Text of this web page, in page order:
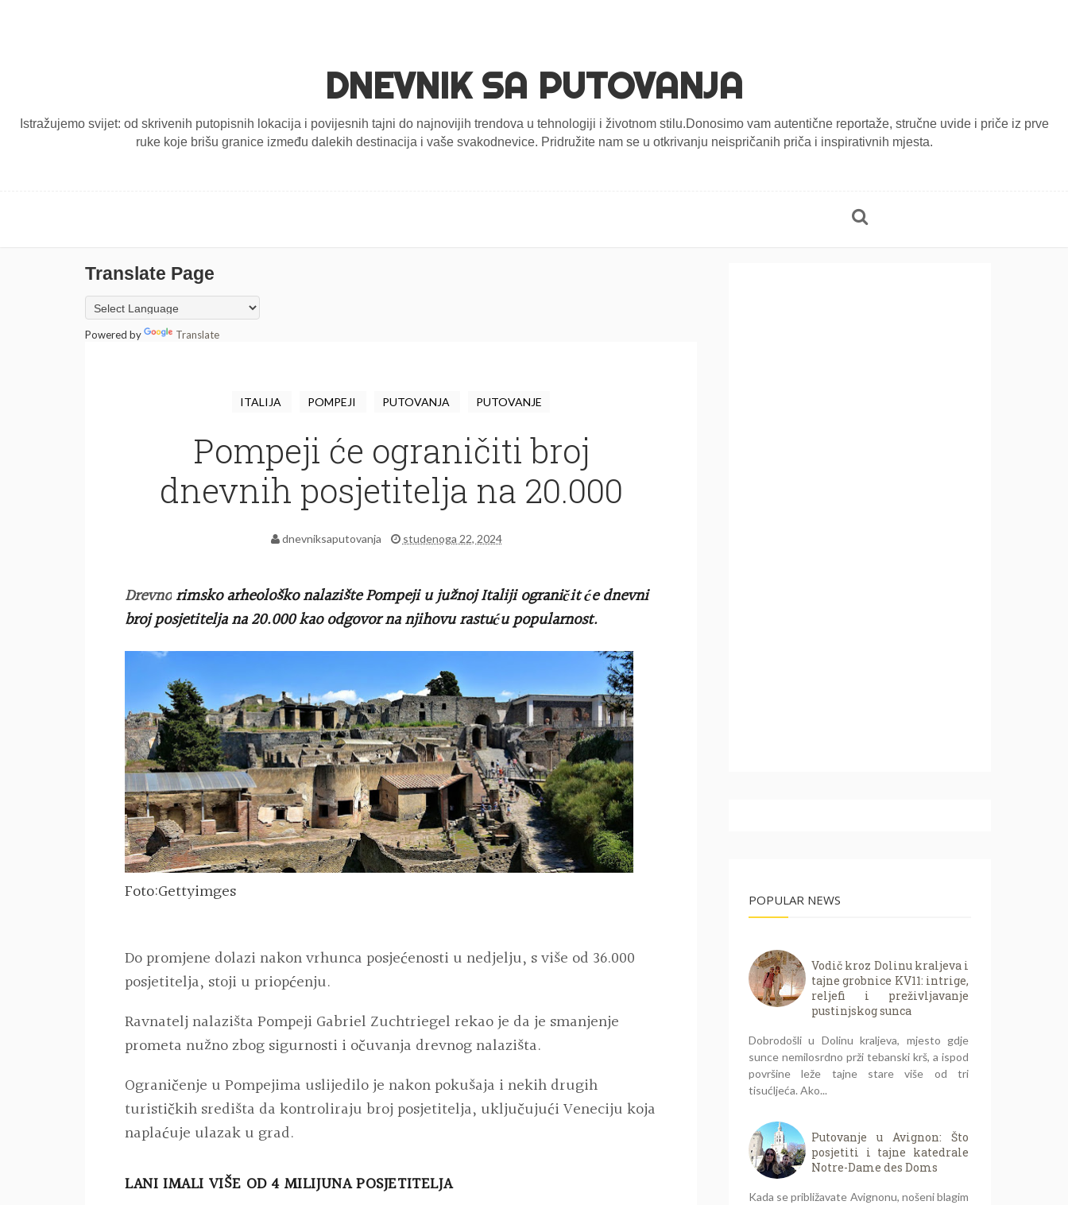
DNEVNIK SA PUTOVANJA
Istražujemo svijet: od skrivenih putopisnih lokacija i povijesnih tajni do najnovijih trendova u tehnologiji i životnom stilu.Donosimo vam autentične reportaže, stručne uvide i priče iz prve
ruke koje brišu granice između dalekih destinacija i vaše svakodnevice. Pridružite nam se u otkrivanju neispričanih priča i inspirativnih mjesta.
Translate Page
Powered by Translate
ITALIJA POMPEJI PUTOVANJA PUTOVANJE
Pompeji će ograničiti broj
dnevnih posjetitelja na 20.000
dnevniksaputovanja studenoga 22, 2024
Drevnorimsko arheološko nalazište Pompeji u južnoj Italiji ograničit će dnevni
broj posjetitelja na 20.000 kao odgovor na njihovu rastuću popularnost.
Foto:Gettyimges
Do promjene dolazi nakon vrhunca posjećenosti u nedjelju, s više od 36.000
posjetitelja, stoji u priopćenju.
Ravnatelj nalazišta Pompeji Gabriel Zuchtriegel rekao je da je smanjenje
prometa nužno zbog sigurnosti i očuvanja drevnog nalazišta.
Ograničenje u Pompejima uslijedilo je nakon pokušaja i nekih drugih
turističkih središta da kontroliraju broj posjetitelja, uključujući Veneciju koja
naplaćuje ulazak u grad.
LANI IMALI VIŠE OD 4 MILIJUNA POSJETITELJA
POPULAR NEWS
Vodič kroz Dolinu kraljeva i
tajne grobnice KV11: intrige,
reljefi i preživljavanje
pustinjskog sunca
Dobrodošli u Dolinu kraljeva, mjesto gdje
sunce nemilosrdno prži tebanski krš, a ispod
površine leže tajne stare više od tri
tisućljeća. Ako...
Putovanje u Avignon: Što
posjetiti i tajne katedrale
Notre-Dame des Doms
Kada se približavate Avignonu, nošeni blagim